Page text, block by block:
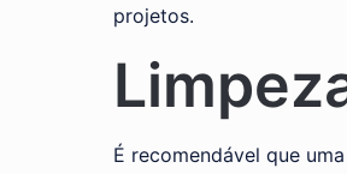
projetos.
É recomendável que